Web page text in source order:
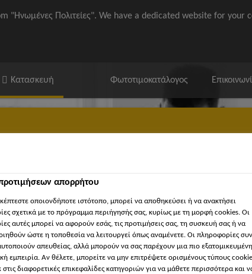
"Ηνωμένες Πολιτείες". We have a dedicated website for your
Κατασκευή Φωτοτιμοκατάλογος
απορρήτου
οποιονδήποτε ιστότοπο, μπορεί να αποθηκεύσει ή να ανακτήσει
σχετικά με το πρόγραμμα περιήγησής σας, κυρίως με τη μορφή cookies. Οι
αυτές μπορεί να αφορούν εσάς, τις προτιμήσεις σας, τη συσκευή σας ή να
ώστε η τοποθεσία να λειτουργεί όπως αναμένετε. Οι πληροφορίες
απευθείας, αλλά μπορούν να σας παρέχουν μια πιο εξατομικευμένη
εμπειρία. Αν θέλετε, μπορείτε να μην επιτρέψετε ορισμένους τύπους
στις διαφορετικές επικεφαλίδες κατηγοριών για να μάθετε περισσότερα και